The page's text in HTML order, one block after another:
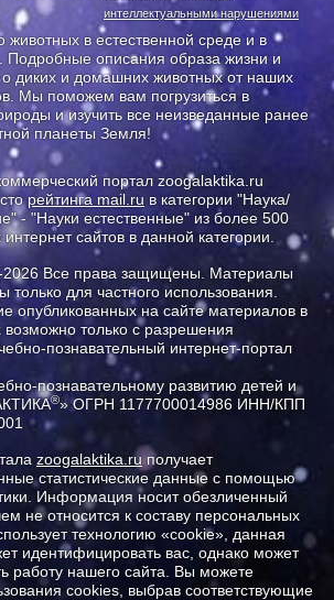
интеллектуальными нарушениями
в естественной среде и в
Подробные описания образа жизни и
диких и домашних животных от наших
Мы поможем вам погрузиться в
и изучить все неизведанные ранее
планеты Земля!
портал zoogalaktika.ru
рейтинга mail.ru в категории "Наука/
- "Науки естественные" из более 500
сайтов в данной категории.
2026 Все права защищены. Материалы
только для частного использования.
опубликованных на сайте материалов в
возможно только с разрешения
познавательный интернет-портал
познавательному развитию детей и
®» ОГРН 1177700014986 ИНН/КПП
zoogalaktika.ruполучает
статистические данные с помощью
Информация носит обезличенный
не относится к составу персональных
технологию «cookie», данная
идентифицировать вас, однако может
работу нашего сайта. Вы можете
cookies, выбрав соответствующие